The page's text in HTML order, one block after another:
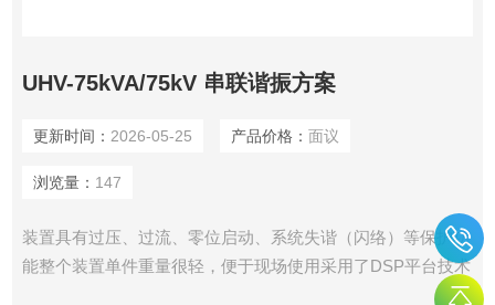
UHV-75kVA/75kV 串联谐振方案
更新时间： 2026-05-25 产品价格： 面议
浏览量： 147
装置具有过压、过流、零位启动、系统失谐（闪络）等保护功
能整个装置单件重量很轻，便于现场使用采用了DSP平台技术